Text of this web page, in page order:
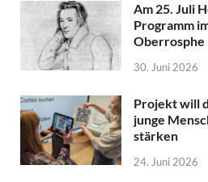
Am 25. Juli
Programm
Oberrosphe
30. Juni 2026
Projekt will
junge
stärken
24. Juni 2026